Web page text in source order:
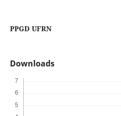
PPGD UFRN
Downloads